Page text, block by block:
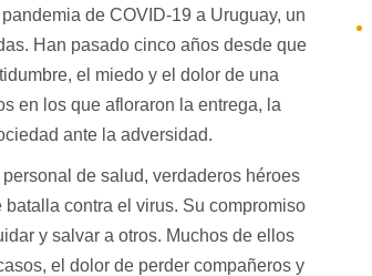
de COVID-19 a Uruguay, un
Han pasado cinco años desde que
el miedo y el dolor de una
en los que afloraron la entrega, la
ante la adversidad.
de salud, verdaderos héroes
contra el virus. Su compromiso
y salvar a otros. Muchos de ellos
el dolor de perder compañeros y